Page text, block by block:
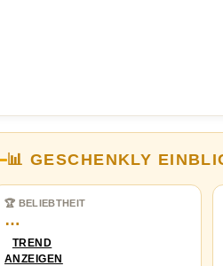
📊 GESCHENKLY
🏆 BELIEBTHEIT
…
TREND
ANZEIGEN